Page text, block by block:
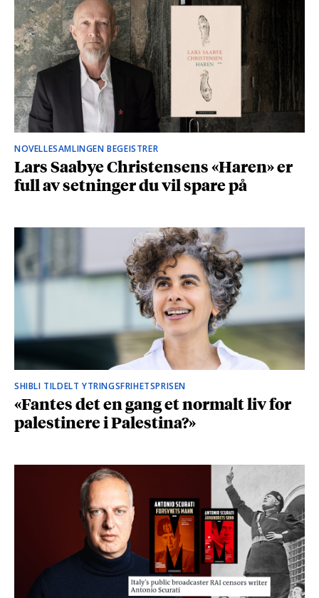
NOVELLESAMLINGEN BEGEISTRER
Lars Saabye Christensens «Haren» er
full av setninger du vil spare på
SHIBLI TILDELT YTRINGSFRIHETSPRISEN
«Fantes det en gang et normalt liv for
palestinere i Palestina?»